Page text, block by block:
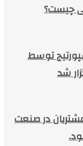
چیست؟
توسط
شد
در صنعت